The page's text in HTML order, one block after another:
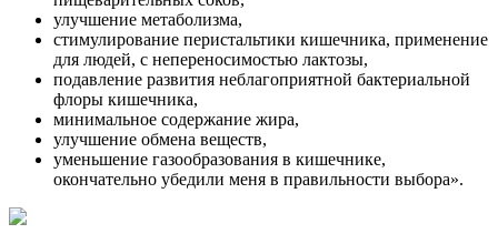
улучшение метаболизма,
стимулирование перистальтики кишечника, применение
для людей, с непереносимостью лактозы,
подавление развития неблагоприятной бактериальной
флоры кишечника,
минимальное содержание жира,
улучшение обмена веществ,
уменьшение газообразования в кишечнике,
окончательно убедили меня в правильности выбора».